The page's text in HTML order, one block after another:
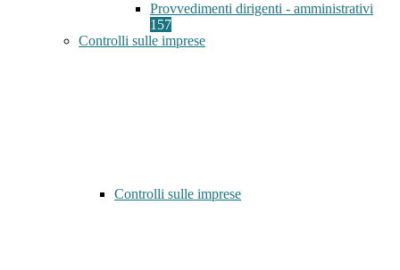
Provvedimenti dirigenti - amministrativi
157
Controlli sulle imprese
Controlli sulle imprese